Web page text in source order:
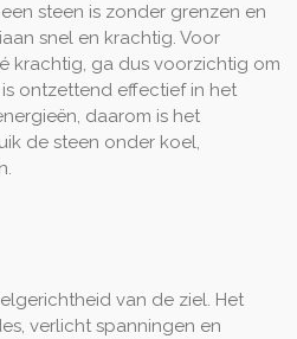
steen is zonder grenzen en
snel en krachtig. Voor
krachtig, ga dus voorzichtig om
ontzettend effectief in het
daarom is het
de steen onder koel,
van de ziel. Het
verlicht spanningen en